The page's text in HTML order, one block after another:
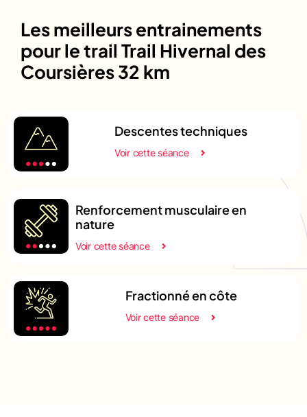
Les meilleurs entrainements
pour le trail Trail Hivernal des
Coursières 32 km
Descentes techniques
Voir cette séance
Renforcement musculaire en
nature
Voir cette séance
Fractionné en côte
Voir cette séance